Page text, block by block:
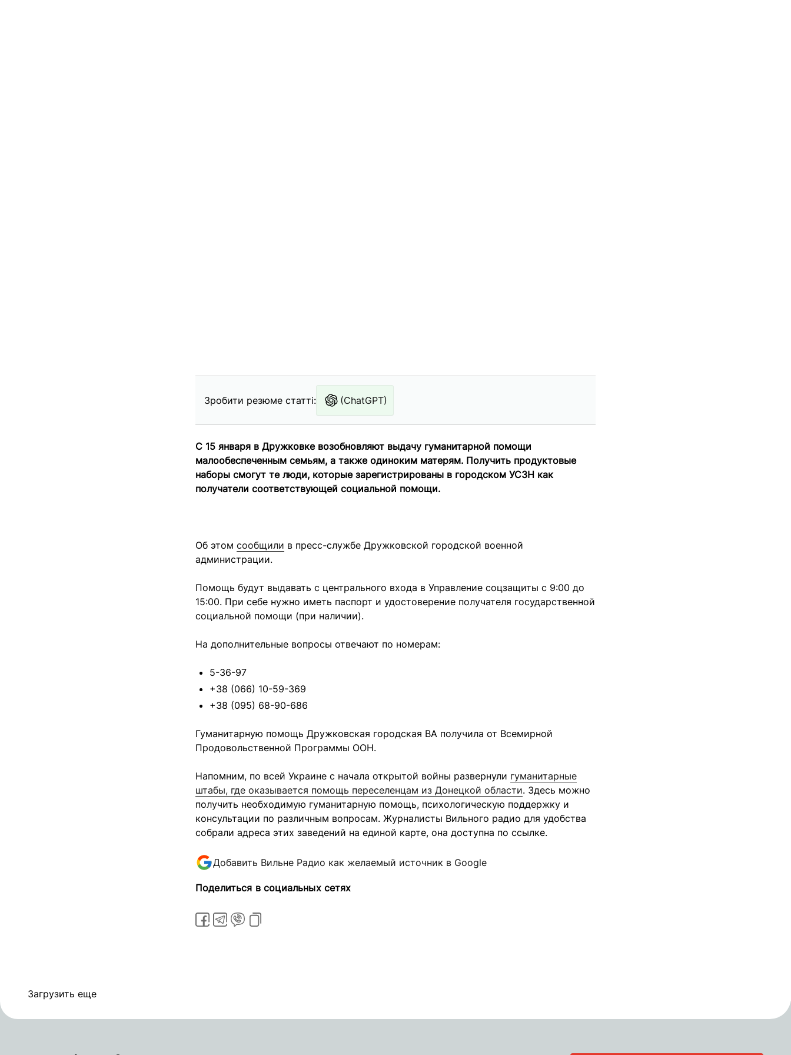
Зробити резюме статті: (ChatGPT)
С 15 января в Дружковке возобновляют выдачу гуманитарной помощи
малообеспеченным семьям, а также одиноким матерям. Получить продуктовые
наборы смогут те люди, которые зарегистрированы в городском УСЗН как
получатели соответствующей социальной помощи.
Об этом сообщили в пресс-службе Дружковской городской военной
администрации.
Помощь будут выдавать с центрального входа в Управление соцзащиты с 9:00 до
15:00. При себе нужно иметь паспорт и удостоверение получателя государственной
социальной помощи (при наличии).
На дополнительные вопросы отвечают по номерам:
5-36-97
+38 (066) 10-59-369
+38 (095) 68-90-686
Гуманитарную помощь Дружковская городская ВА получила от Всемирной
Продовольственной Программы ООН.
Напомним, по всей Украине с начала открытой войны развернули гуманитарные
штабы, где оказывается помощь переселенцам из Донецкой области. Здесь можно
получить необходимую гуманитарную помощь, психологическую поддержку и
консультации по различным вопросам. Журналисты Вильного радио для удобства
собрали адреса этих заведений на единой карте, она доступна по ссылке.
Добавить Вильне Радио как желаемый источник в Google
Поделиться в социальных сетях
Загрузить еще